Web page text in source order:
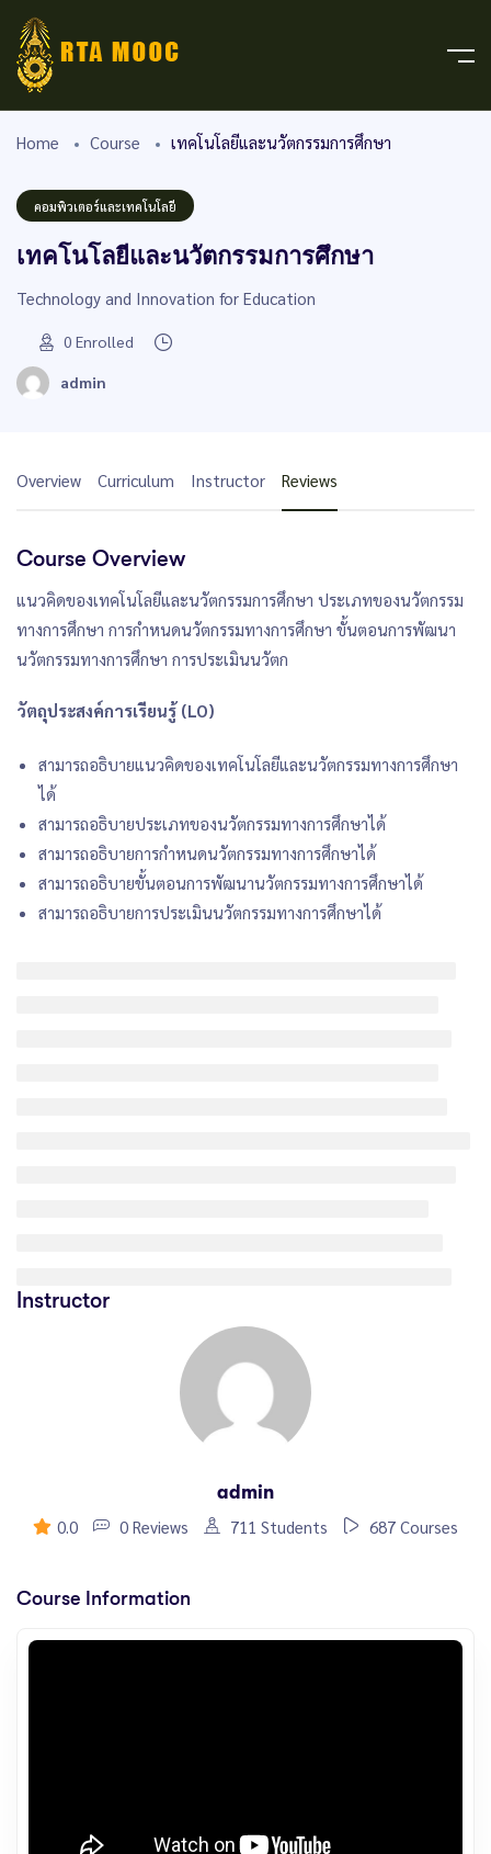
Home Course เทคโนโลยีและนวัตกรรมการศึกษา
คอมพิวเตอร์และเทคโนโลยี
เทคโนโลยีและนวัตกรรมการศึกษา
Technology and Innovation for Education
0 Enrolled
admin
Overview Curriculum Instructor Reviews
Course Overview
แนวคิดของเทคโนโลยีและนวัตกรรมการศึกษา ประเภทของนวัตกรรม
ทางการศึกษา การกำหนดนวัตกรรมทางการศึกษา ขั้นตอนการพัฒนา
นวัตกรรมทางการศึกษา การประเมินนวัตก
วัตถุประสงค์การเรียนรู้ (LO)
สามารถอธิบายแนวคิดของเทคโนโลยีและนวัตกรรมทางการศึกษา
ได้
สามารถอธิบายประเภทของนวัตกรรมทางการศึกษาได้
สามารถอธิบายการกำหนดนวัตกรรมทางการศึกษาได้
สามารถอธิบายขั้นตอนการพัฒนานวัตกรรมทางการศึกษาได้
สามารถอธิบายการประเมินนวัตกรรมทางการศึกษาได้
Instructor
admin
0.0
0 Reviews 711 Students 687 Courses
Course Information